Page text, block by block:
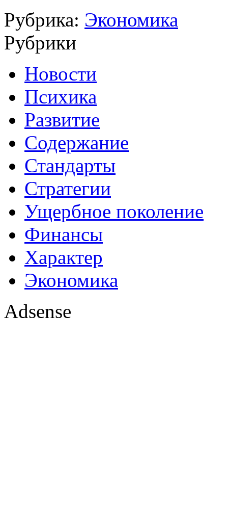
Рубрика: Экономика
Рубрики
Новости
Психика
Развитие
Содержание
Стандарты
Стратегии
Ущербное поколение
Финансы
Характер
Экономика
Adsense